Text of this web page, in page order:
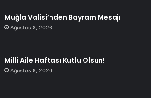
Muğla Valisi’nden Bayram Mesajı
Ağustos 8, 2026
Milli Aile Haftası Kutlu Olsun!
Ağustos 8, 2026